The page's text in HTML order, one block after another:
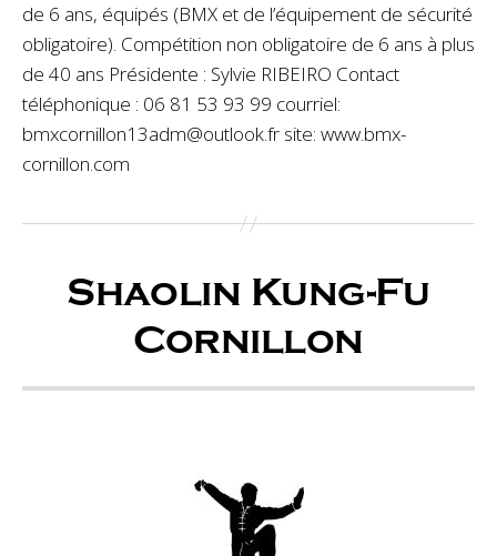
de 6 ans, équipés (BMX et de l’équipement de sécurité
obligatoire). Compétition non obligatoire de 6 ans à plus
de 40 ans Présidente : Sylvie RIBEIRO Contact
téléphonique : 06 81 53 93 99 courriel:
bmxcornillon13adm@outlook.fr site: www.bmx-
cornillon.com
Shaolin Kung-Fu
Cornillon